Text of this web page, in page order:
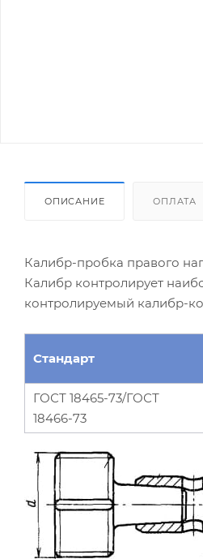
ОПИСАНИЕ ОПЛАТА
Калибр-пробка правого
Калибр контролирует
контролируемый калибр-
Стандарт
ГОСТ 18465-73/ГОСТ
18466-73